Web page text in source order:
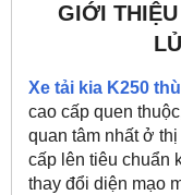
GIỚI
Xe tải kia K250
cao cấp quen
quan tâm nhất ở
cấp lên tiêu chuẩn
thay đổi diện mạo